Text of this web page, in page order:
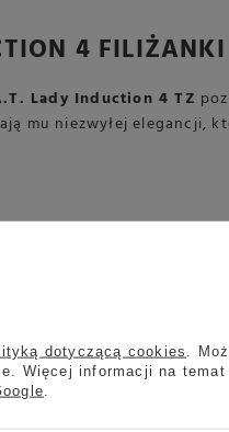
4 FILIŻANKI
Lady Induction 4 TZ
mu niezwyłej elegancji,
elektrycznych
dotyczącą cookies
.
Więcej informacji na temat